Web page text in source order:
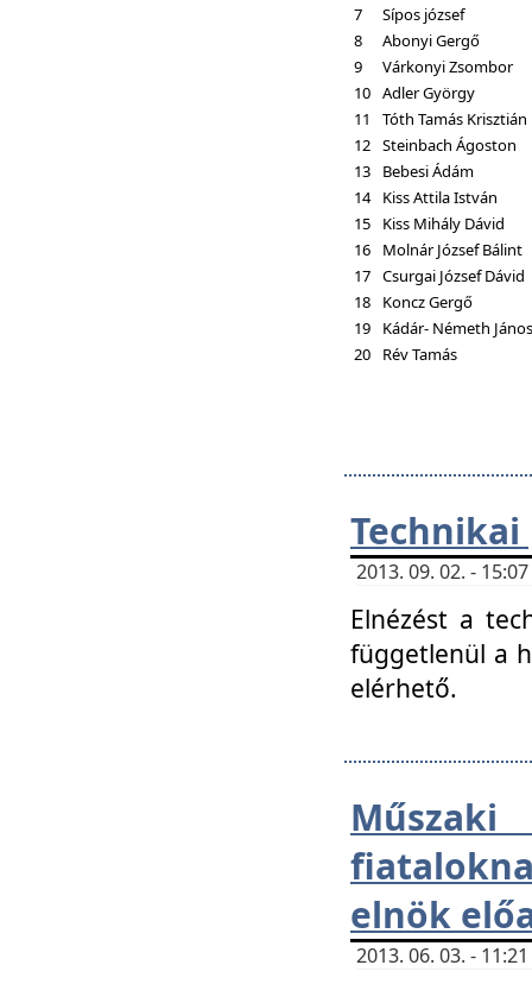
7
Sípos józsef
8
Abonyi Gergő
9
Várkonyi Zsombor
10 Adler György
11
Tóth Tamás Krisztián
12 Steinbach Ágoston
13
Bebesi Ádám
14 Kiss Attila István
15
Kiss Mihály Dávid
16
Molnár József Bálint
17 Csurgai József Dávid
18
Koncz Gergő
19
Kádár- Németh János
20
Rév Tamás
2013. 09. 02. -
Elnézést a
függetlenül a
elérhető.
elnök
2013. 06. 03. -